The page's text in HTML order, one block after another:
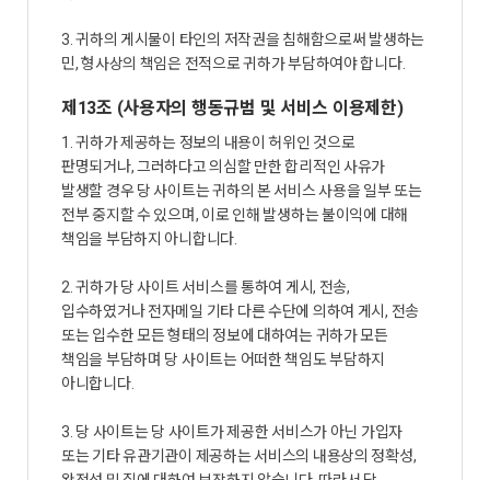
3. 귀하의 게시물이 타인의 저작권을 침해함으로써 발생하는
민, 형사상의 책임은 전적으로 귀하가 부담하여야 합니다.
제13조 (사용자의 행동규범 및 서비스 이용제한)
1. 귀하가 제공하는 정보의 내용이 허위인 것으로
판명되거나, 그러하다고 의심할 만한 합리적인 사유가
발생할 경우 당 사이트는 귀하의 본 서비스 사용을 일부 또는
전부 중지할 수 있으며, 이로 인해 발생하는 불이익에 대해
책임을 부담하지 아니합니다.
2. 귀하가 당 사이트 서비스를 통하여 게시, 전송,
입수하였거나 전자메일 기타 다른 수단에 의하여 게시, 전송
또는 입수한 모든 형태의 정보에 대하여는 귀하가 모든
책임을 부담하며 당 사이트는 어떠한 책임도 부담하지
아니합니다.
3. 당 사이트는 당 사이트가 제공한 서비스가 아닌 가입자
또는 기타 유관기관이 제공하는 서비스의 내용상의 정확성,